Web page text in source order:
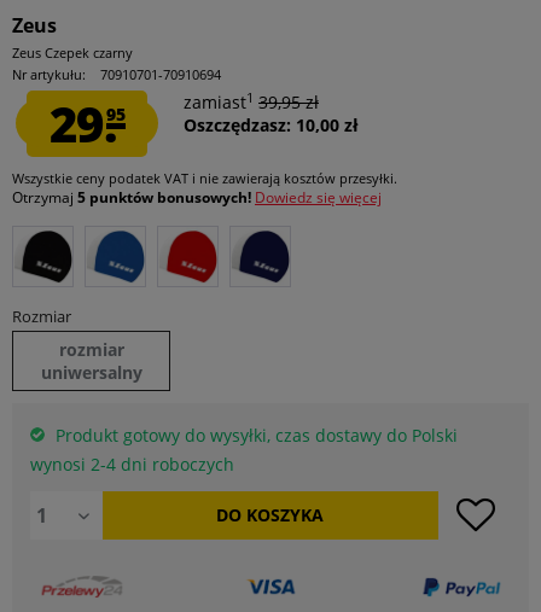
Zeus
Zeus Czepek czarny
Nr artykułu:
70910701-70910694
29.95
zamiast1 39,95 zł
Oszczędzasz: 10,00 zł
Wszystkie ceny podatek VAT i nie zawierają kosztów przesyłki.
Otrzymaj 5 punktów bonusowych! Dowiedz się więcej
Rozmiar
rozmiar
uniwersalny
Produkt gotowy do wysyłki, czas dostawy do Polski
wynosi 2-4 dni roboczych
DO KOSZYKA